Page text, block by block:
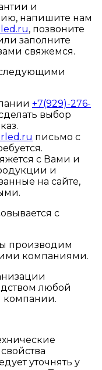
и
напишите нам
, позвоните
заполните
свяжемся.
следующими
+7(929)-276-
выбор
письмо с
с Вами и
и
на сайте,
с
производим
компаниями.
любой
компании.
уточнять у